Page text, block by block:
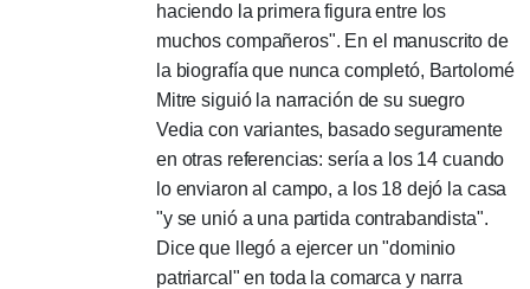
haciendo la primera figura entre los
muchos compañeros". En el manuscrito de
la biografía que nunca completó, Bartolomé
Mitre siguió la narración de su suegro
Vedia con variantes, basado seguramente
en otras referencias: sería a los 14 cuando
lo enviaron al campo, a los 18 dejó la casa
"y se unió a una partida contrabandista".
Dice que llegó a ejercer un "dominio
patriarcal"en toda la comarca y narra